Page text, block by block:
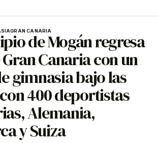
GRAN CANARIA
de Mogán regresa
Canaria con un
gimnasia bajo las
400 deportistas
Alemania,
y Suiza